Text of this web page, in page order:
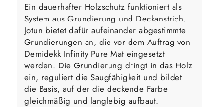
Ein dauerhafter Holzschutz funktioniert als
System aus Grundierung und Deckanstrich.
Jotun bietet dafür aufeinander abgestimmte
Grundierungen an, die vor dem Auftrag von
Demidekk Infinity Pure Mat eingesetzt
werden. Die Grundierung dringt in das Holz
ein, reguliert die Saugfähigkeit und bildet
die Basis, auf der die deckende Farbe
gleichmäßig und langlebig aufbaut.